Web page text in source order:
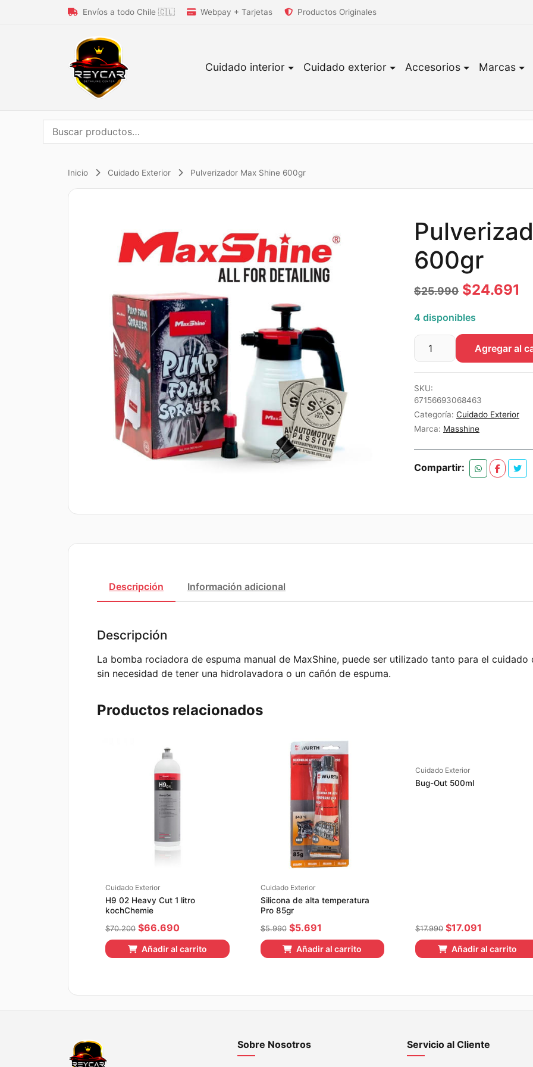
Envíos a todo Chile 🇨🇱 Webpay + Tarjetas Productos Originales
Cuidado interior Cuidado exterior Accesorios Marcas
Buscar
por:
Inicio Cuidado Exterior Pulverizador Max Shine 600gr
600gr
$25.990 El
precio
original
era:
$25.990.
$24.691
4 disponibles
Pulverizador
Max
Shine
600gr
cantidad
Agregar al
SKU:
67156693068463
Categoría: Cuidado Exterior
Marca: Masshine
Compartir:
Descripción Información adicional
Descripción
La bomba rociadora de espuma manual de MaxShine, puede ser utilizado tanto para el
sin necesidad de tener una hidrolavadora o un cañón de espuma.
Productos relacionados
Cuidado Exterior
H9 02 Heavy Cut 1 litro
kochChemie
$70.200 El
precio
original
$66.690El
precio
actual
Añadir al carrito
Cuidado Exterior
Silicona de alta temperatura
Pro 85gr
$5.990 El
precio
original
$5.691
precio
actual
Añadir al carrito
Cuidado Exterior
Bug-Out 500ml
$17.990 El
precio
original
$17.091
precio
actual
Añadir al carrito
Sobre Nosotros Servicio al Cliente